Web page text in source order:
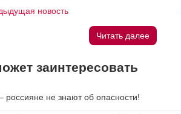
новость
Читать далее
заинтересовать
россияне не знают об опасности!